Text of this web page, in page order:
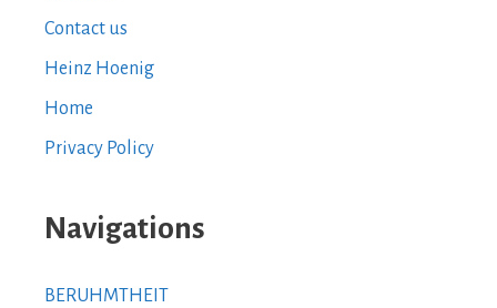
Contact us
Heinz Hoenig
Home
Privacy Policy
Navigations
BERUHMTHEIT